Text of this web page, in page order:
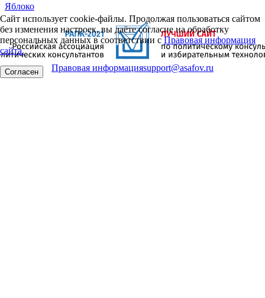
Яблоко
Сайт использует cookie-файлы. Продолжая пользоваться сайтом
без изменения настроек, вы даёте согласие на обработку
персональных данных в соответствии сПравовая информация
сайта.
Согласен Правовая информацияsupport@asafov.ru